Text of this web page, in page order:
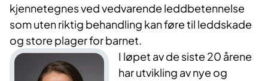
kjennetegnes ved vedvarende leddbetennelse
som uten riktig behandling kan føre til leddskade
og store plager for barnet.
I løpet av de siste 20 årene
har utvikling av nye og